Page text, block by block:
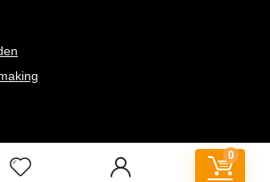
0
marsha.nl Alle rechten voorbehouden